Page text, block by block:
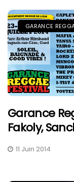
GARANCE
Garance
Fakoly,
11 Juin 2014